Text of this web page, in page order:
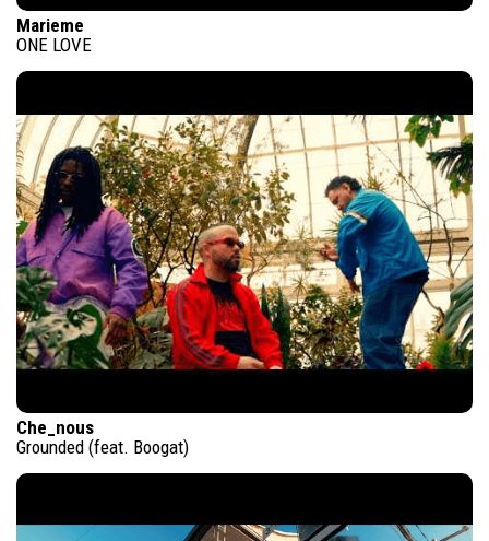
Marieme
ONE LOVE
Che_nous
Grounded (feat. Boogat)